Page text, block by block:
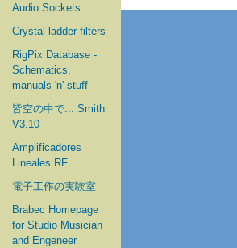
Audio Sockets
Crystal ladder filters
RigPix Database -
Schematics,
manuals 'n' stuff
皆空の中で... Smith
V3.10
Amplificadores
Lineales RF
電子工作の実験室
Brabec Homepage
for Studio Musician
and Engeneer